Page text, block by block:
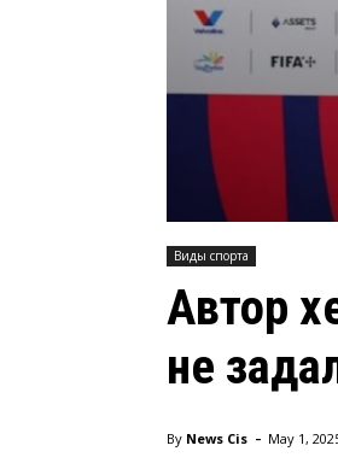
Виды спорта
Автор
не
By News Cis - May 1,